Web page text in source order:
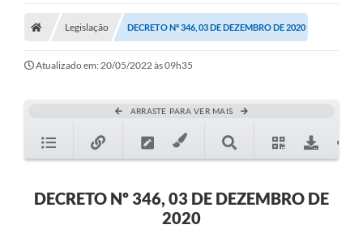
Legislação DECRETO Nº 346, 03 DE DEZEMBRO DE 2020
Atualizado em: 20/05/2022 às 09h35
ARRASTE PARA VER MAIS
DECRETO Nº 346, 03 DE DEZEMBRO DE
2020